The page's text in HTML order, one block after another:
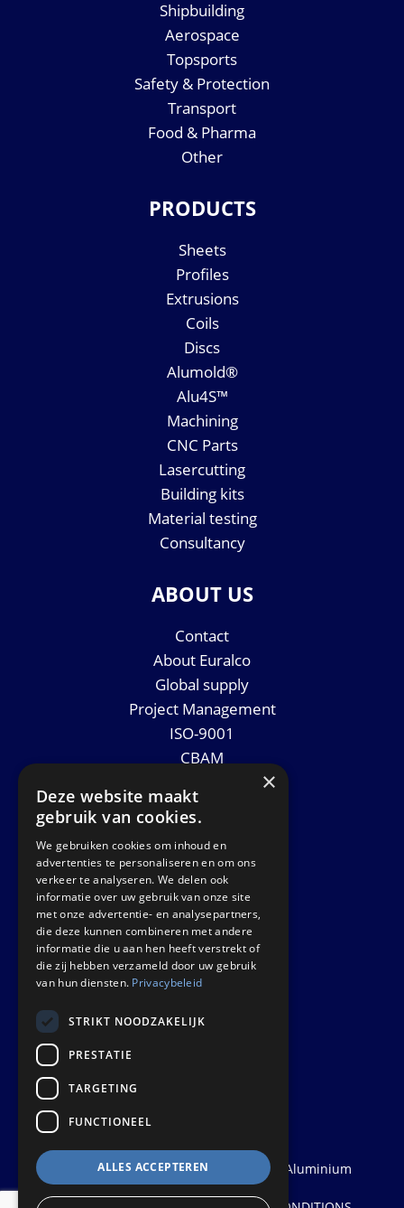
Shipbuilding
Aerospace
Topsports
Safety & Protection
Transport
Food & Pharma
Other
PRODUCTS
Sheets
Profiles
Extrusions
Coils
Discs
Alumold®
Alu4S™
Machining
CNC Parts
Lasercutting
Building kits
Material testing
Consultancy
ABOUT US
Contact
About Euralco
Global supply
Project Management
ISO-9001
CBAM
News
GET IN TOUCH
Euralco Europe B.V.
Zinkstraat 24 - E9451
4823 AD Breda
The Netherlands
© 2026Euralco Europe - The Power of Aluminium
| Realisatie:Probu
×
Deze website maakt
gebruik van cookies.
We gebruiken cookies om inhoud en
advertenties te personaliseren en om ons
verkeer te analyseren. We delen ook
informatie over uw gebruik van onze site
met onze advertentie- en analysepartners,
die deze kunnen combineren met andere
informatie die u aan hen heeft verstrekt of
die zij hebben verzameld door uw gebruik
van hun diensten. Privacybeleid
STRIKT NOODZAKELIJK
PRESTATIE
TARGETING
FUNCTIONEEL
ALLES ACCEPTEREN